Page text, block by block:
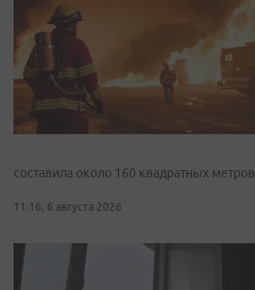
составила около 160 квадратных метров
11:16, 6 августа 2026